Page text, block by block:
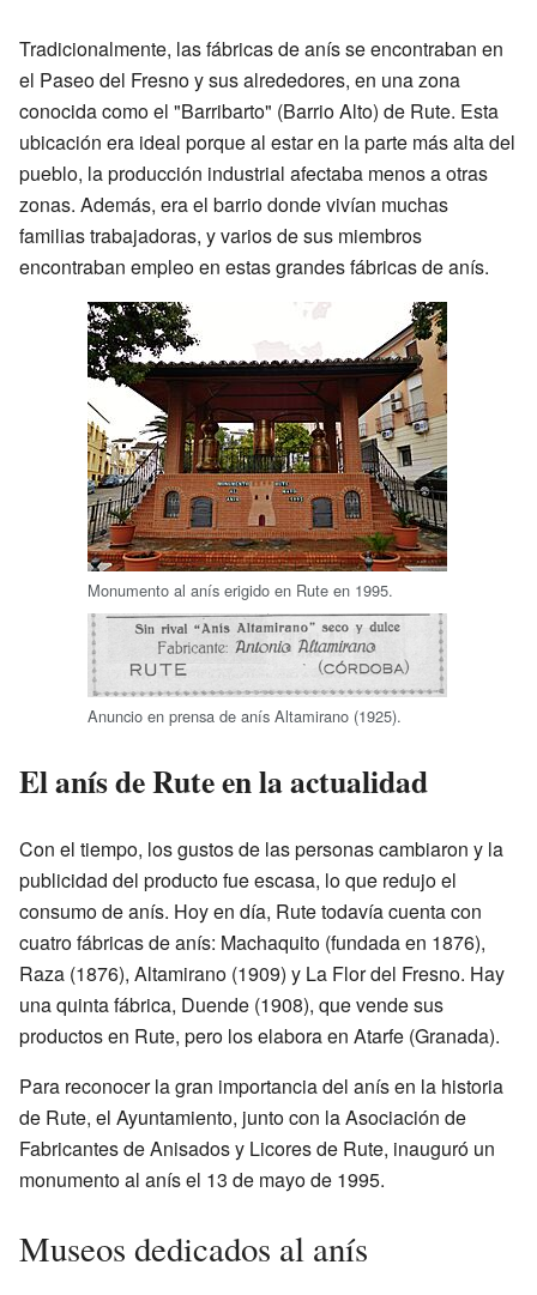
Tradicionalmente, las fábricas de anís se encontraban en
el Paseo del Fresno y sus alrededores, en una zona
conocida como el "Barribarto" (Barrio Alto) de Rute. Esta
ubicación era ideal porque al estar en la parte más alta del
pueblo, la producción industrial afectaba menos a otras
zonas. Además, era el barrio donde vivían muchas
familias trabajadoras, y varios de sus miembros
encontraban empleo en estas grandes fábricas de anís.
Monumento al anís erigido en Rute en 1995.
Anuncio en prensa de anís Altamirano (1925).
El anís de Rute en la actualidad
Con el tiempo, los gustos de las personas cambiaron y la
publicidad del producto fue escasa, lo que redujo el
consumo de anís. Hoy en día, Rute todavía cuenta con
cuatro fábricas de anís: Machaquito (fundada en 1876),
Raza (1876), Altamirano (1909) y La Flor del Fresno. Hay
una quinta fábrica, Duende (1908), que vende sus
productos en Rute, pero los elabora en Atarfe (Granada).
Para reconocer la gran importancia del anís en la historia
de Rute, el Ayuntamiento, junto con la Asociación de
Fabricantes de Anisados y Licores de Rute, inauguró un
monumento al anís el 13 de mayo de 1995.
Museos dedicados al anís